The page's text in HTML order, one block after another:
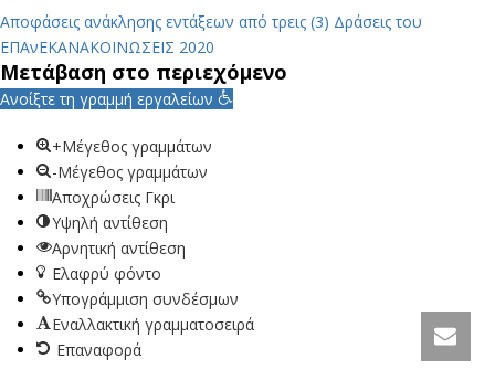
Αποφάσεις ανάκλησης εντάξεων από τρεις (3) Δράσεις του
ΕΠΑνΕΚΑΝΑΚΟΙΝΩΣΕΙΣ 2020
Μετάβαση στο περιεχόμενο
Ανοίξτε τη γραμμή εργαλείων
+Μέγεθος γραμμάτων
-Μέγεθος γραμμάτων
Αποχρώσεις Γκρι
Υψηλή αντίθεση
Αρνητική αντίθεση
Ελαφρύ φόντο
Υπογράμμιση συνδέσμων
Εναλλακτική γραμματοσειρά
Επαναφορά